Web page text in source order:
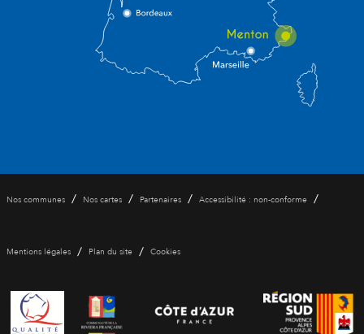
Nos communes / Nos cartes / Partenaires / Accessibilité : non-conforme /
Mentions légales / Plan du site / Cookies